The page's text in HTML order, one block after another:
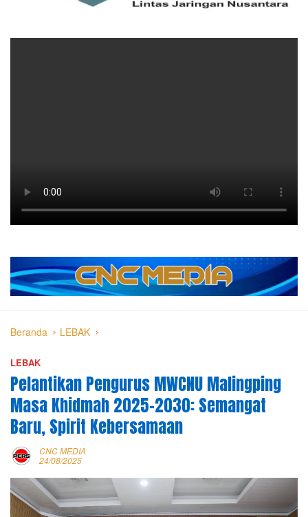
Beranda LEBAK
LEBAK
Pelantikan Pengurus MWCNU Malingping
Masa Khidmah 2025–2030: Semangat
Baru, Spirit Kebersamaan
CNC MEDIA
24/08/2025